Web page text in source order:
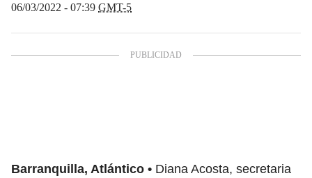
06/03/2022 - 07:39 GMT-5
Barranquilla, Atlántico
Diana Acosta, secretaria